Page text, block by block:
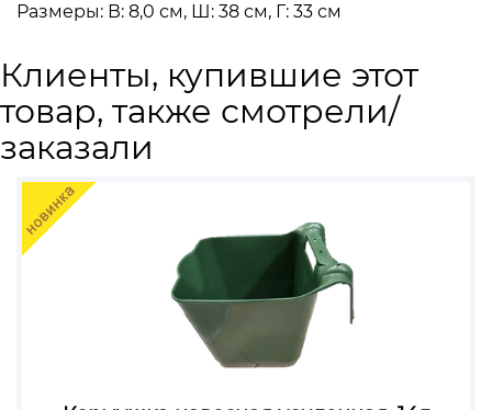
Размеры: В: 8,0 см, Ш: 38 см, Г: 33 см
Клиенты, купившие этот
товар, также смотрели/
заказали